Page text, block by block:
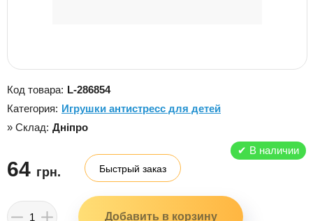
Код товара: L-286854
Категория: Игрушки антистресс для детей
» Склад: Дніпро
✔ В наличии
64 грн. Быстрый заказ